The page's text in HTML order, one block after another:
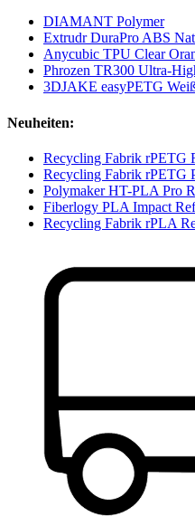
DIAMANT Polymer
Extrudr DuraPro ABS
Anycubic TPU Clear
Phrozen TR300 Ultra-
3DJAKE easyPETG
Neuheiten:
Recycling Fabrik rPETG
Recycling Fabrik rPETG
Polymaker HT-PLA Pro
Fiberlogy PLA Impact
Recycling Fabrik rPLA